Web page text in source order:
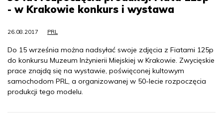
- w Krakowie konkurs i wystawa
26.08.2017 PRL
Do 15 września można nadsyłać swoje zdjęcia z Fiatami 125p
do konkursu Muzeum Inżynierii Miejskiej w Krakowie. Zwycięskie
prace znajdą się na wystawie, poświęconej kultowym
samochodom PRL, a organizowanej w 50-lecie rozpoczęcia
produkcji tego modelu.